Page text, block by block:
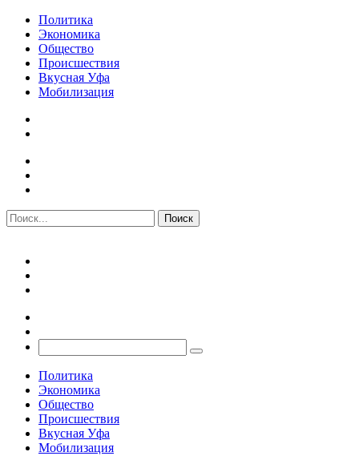
Политика
Экономика
Общество
Происшествия
Вкусная Уфа
Мобилизация
Политика
Экономика
Общество
Происшествия
Вкусная Уфа
Мобилизация